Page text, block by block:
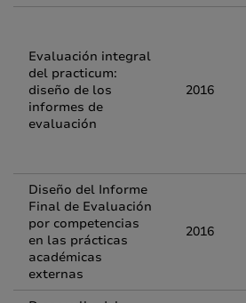
Evaluación integral
del practicum:
diseño de los
informes de
evaluación
2016
Diseño del Informe
Final de Evaluación
por competencias
en las prácticas
académicas
externas
2016